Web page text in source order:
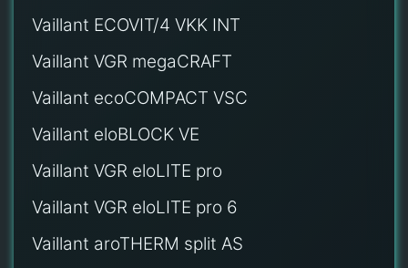
Vaillant ECOVIT/4 VKK INT
Vaillant VGR megaCRAFT
Vaillant ecoCOMPACT VSC
Vaillant eloBLOCK VE
Vaillant VGR eloLITE pro
Vaillant VGR eloLITE pro 6
Vaillant aroTHERM split AS